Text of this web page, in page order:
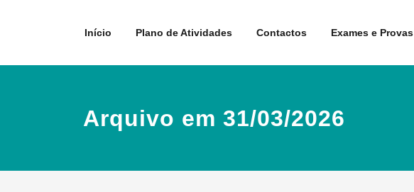
Início Plano de Atividades Contactos Exames e Provas
Arquivo em 31/03/2026